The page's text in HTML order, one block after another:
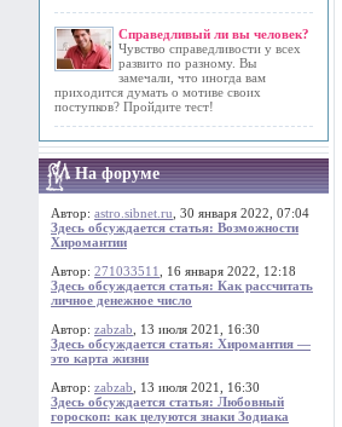
Справедливый ли вы человек?
Чувство справедливости у всех
развито по разному. Вы
замечали, что иногда вам
приходится думать о мотиве своих
поступков? Пройдите тест!
На форуме
Автор: astro.sibnet.ru , 30 января 2022, 07:04
Здесь обсуждается статья: Возможности
Хиромантии
Автор: 271033511
, 16 января 2022, 12:18
Здесь обсуждается статья: Как рассчитать
личное денежное число
Автор: zabzab , 13 июля 2021, 16:30
Здесь обсуждается статья: Хиромантия —
это карта жизни
Автор: zabzab , 13 июля 2021, 16:30
Здесь обсуждается статья: Любовный
гороскоп: как целуются знаки Зодиака